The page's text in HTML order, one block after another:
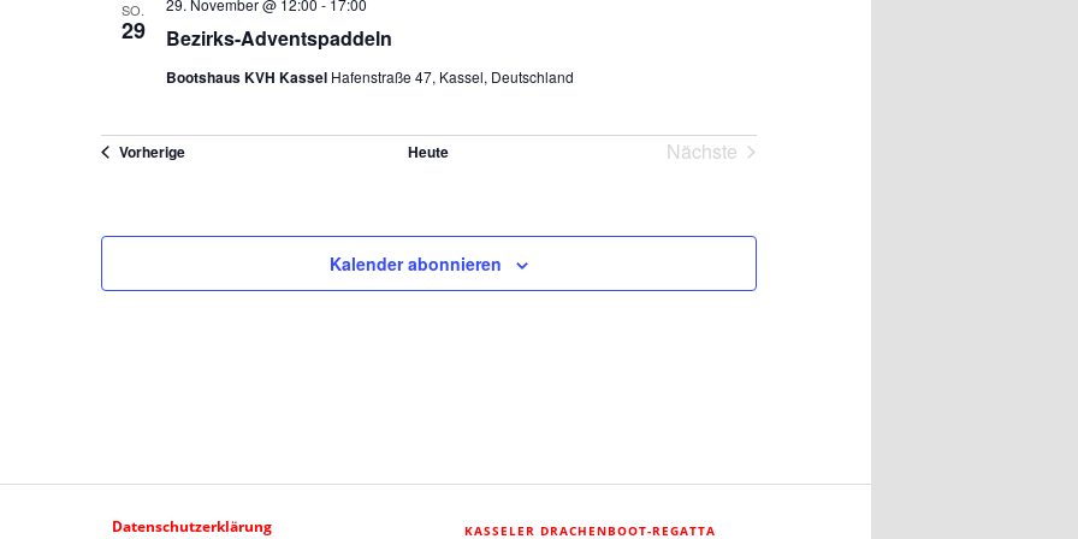
SO.
29 Bezirks-Adventspaddeln
29. November @ 12:00 - 17:00
Bootshaus KVH Kassel Hafenstraße 47, Kassel, Deutschland
VorherigeVeranstaltungen Heute
Nächste
Kalender abonnieren
Datenschutzerklärung KASSELER DRACHENBOOT-REGATTA